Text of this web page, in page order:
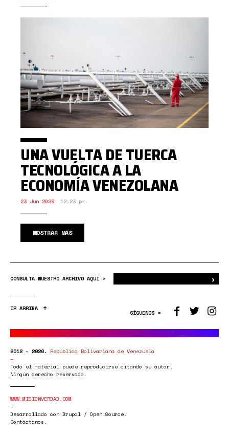
UNA VUELTA DE TUERCA
TECNOLÓGICA A LA
ECONOMÍA VENEZOLANA
23 Jun 2025, 12:23 pm.
MOSTRAR MÁS
CONSULTA NUESTRO ARCHIVO AQUÍ > ›
IR ARRIBA
SÍGUENOS >
2012 - 2020. República Bolivariana de Venezuela
Todo el material puede reproducirse citando su autor.
Ningún derecho reservado.
WWW.MISIONVERDAD.COM
Desarrollado con Drupal / Open Source.
Contáctanos.